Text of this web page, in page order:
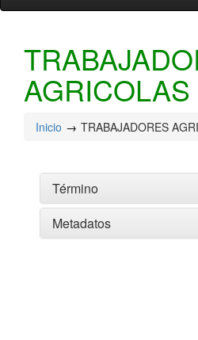
AGRICOLAS
Inicio TRABAJADORES
Término
Metadatos